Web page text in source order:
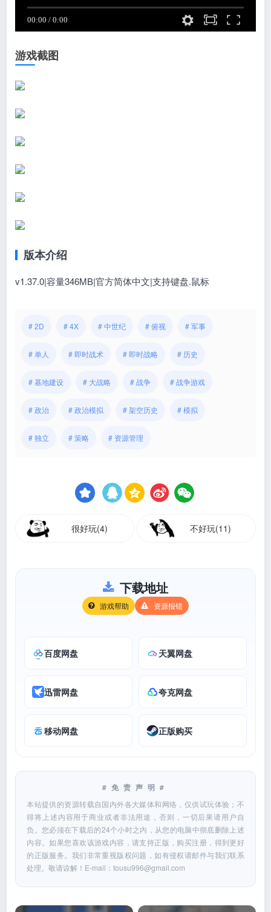
游戏截图
版本介绍
v1.37.0|容量346MB|官方简体中文|支持键盘.鼠标
# 2D # 4X # 中世纪 # 俯视 # 军事
# 单人 # 即时战术 # 即时战略 # 历史
# 基地建设 # 大战略 # 战争 # 战争游戏
# 政治 # 政治模拟 # 架空历史 # 模拟
# 独立 # 策略 # 资源管理
很好玩(4) 不好玩(11)
下载地址
游戏帮助 资源报错
百度网盘 天翼网盘
迅雷网盘 夸克网盘
移动网盘 正版购买
#免责声明#
本站提供的资源转载自国内外各大媒体和网络，仅供试玩体验；不
得将上述内容用于商业或者非法用途，否则，一切后果请用户自
负。您必须在下载后的24个小时之内，从您的电脑中彻底删除上述
内容。如果您喜欢该游戏内容，请支持正版，购买注册，得到更好
的正版服务。我们非常重视版权问题，如有侵权请邮件与我们联系
处理。敬请谅解！E-mail：tousu996@gmail.com